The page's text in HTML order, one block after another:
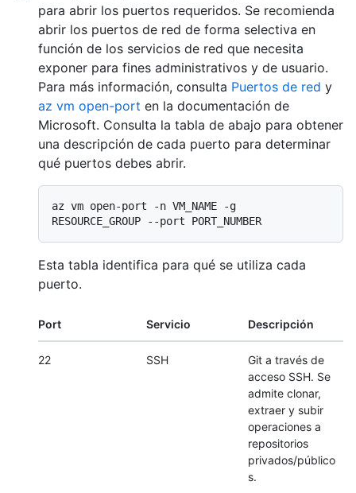
para abrir los puertos requeridos. Se recomienda
abrir los puertos de red de forma selectiva en
función de los servicios de red que necesita
exponer para fines administrativos y de usuario.
Para más información, consulta Puertos de red y
az vm open-port en la documentación de
Microsoft. Consulta la tabla de abajo para obtener
una descripción de cada puerto para determinar
qué puertos debes abrir.
az vm open-port -n VM_NAME -g
Esta tabla identifica para qué se utiliza cada
puerto.
Port Servicio Descripción
22 SSH
Git a través de
acceso SSH. Se
admite clonar,
extraer y subir
operaciones a
repositorios
privados/público
s.